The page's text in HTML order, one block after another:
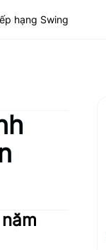
hạng Swing